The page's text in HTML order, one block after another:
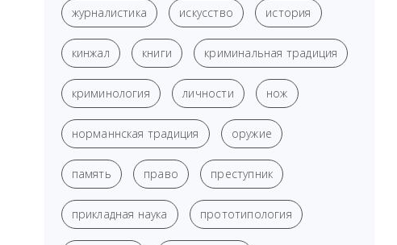
журналистика искусство история
кинжал книги криминальная традиция
криминология личности нож
норманнская традиция оружие
память право преступник
прикладная наука прототипология